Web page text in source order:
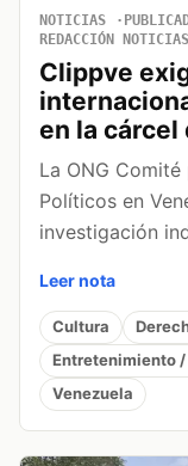
NOTICIAS
REDACCIÓN
Clippve
en la cárcel
La ONG
Políticos en
investigación
Leer nota
Cultura
Entretenimiento
Venezuela